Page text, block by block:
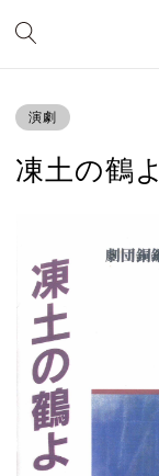
演劇
凍土の鶴よ